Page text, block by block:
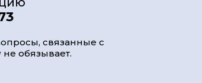
связанные с
обязывает.